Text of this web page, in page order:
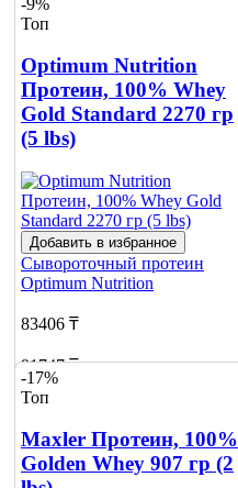
Топ
Optimum Nutrition
Протеин, 100% Whey
Gold Standard 2270 гр
(5 lbs)
Добавить в избранное
Сывороточный протеин
Optimum Nutrition
83406 ₸
91747 ₸
Добавить в корзину
-17%
Топ
Maxler Протеин, 100%
Golden Whey 907 гр (2